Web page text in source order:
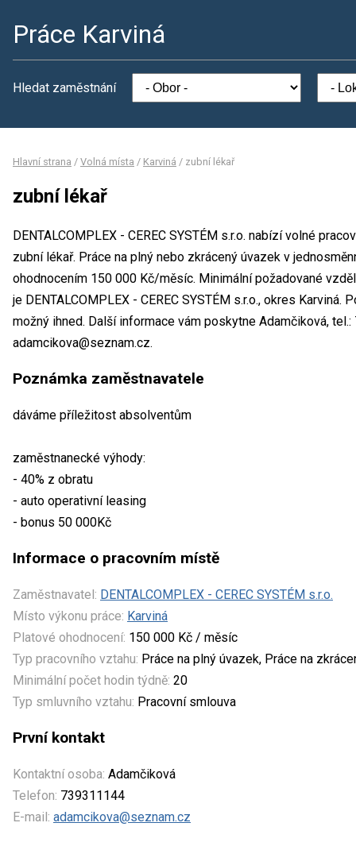
Práce Karviná
Hledat zaměstnání
Hlavní strana / Volná místa / Karviná / zubní lékař
zubní lékař
DENTALCOMPLEX - CEREC SYSTÉM s.r.o. nabízí volné
zubní lékař. Práce na plný nebo zkrácený úvazek v
ohodnocením 150 000 Kč/měsíc. Minimální požadované
je DENTALCOMPLEX - CEREC SYSTÉM s.r.o., okres
možný ihned. Další informace vám poskytne Adamčiková,
adamcikova@seznam.cz.
Poznámka zaměstnavatele
dáváme příležitost absolventům
zaměstnanecké výhody:
- 40% z obratu
- auto operativní leasing
- bonus 50 000Kč
Informace o pracovním místě
Zaměstnavatel: DENTALCOMPLEX - CEREC SYSTÉM s.r.o.
Místo výkonu práce: Karviná
Platové ohodnocení: 150 000 Kč / měsíc
Typ pracovního vztahu: Práce na plný úvazek, Práce na
Minimální počet hodin týdně: 20
Typ smluvního vztahu: Pracovní smlouva
První kontakt
Kontaktní osoba: Adamčiková
Telefon: 739311144
E-mail: adamcikova@seznam.cz